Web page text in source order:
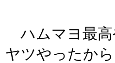
ハムマヨ最高
ヤツやったか